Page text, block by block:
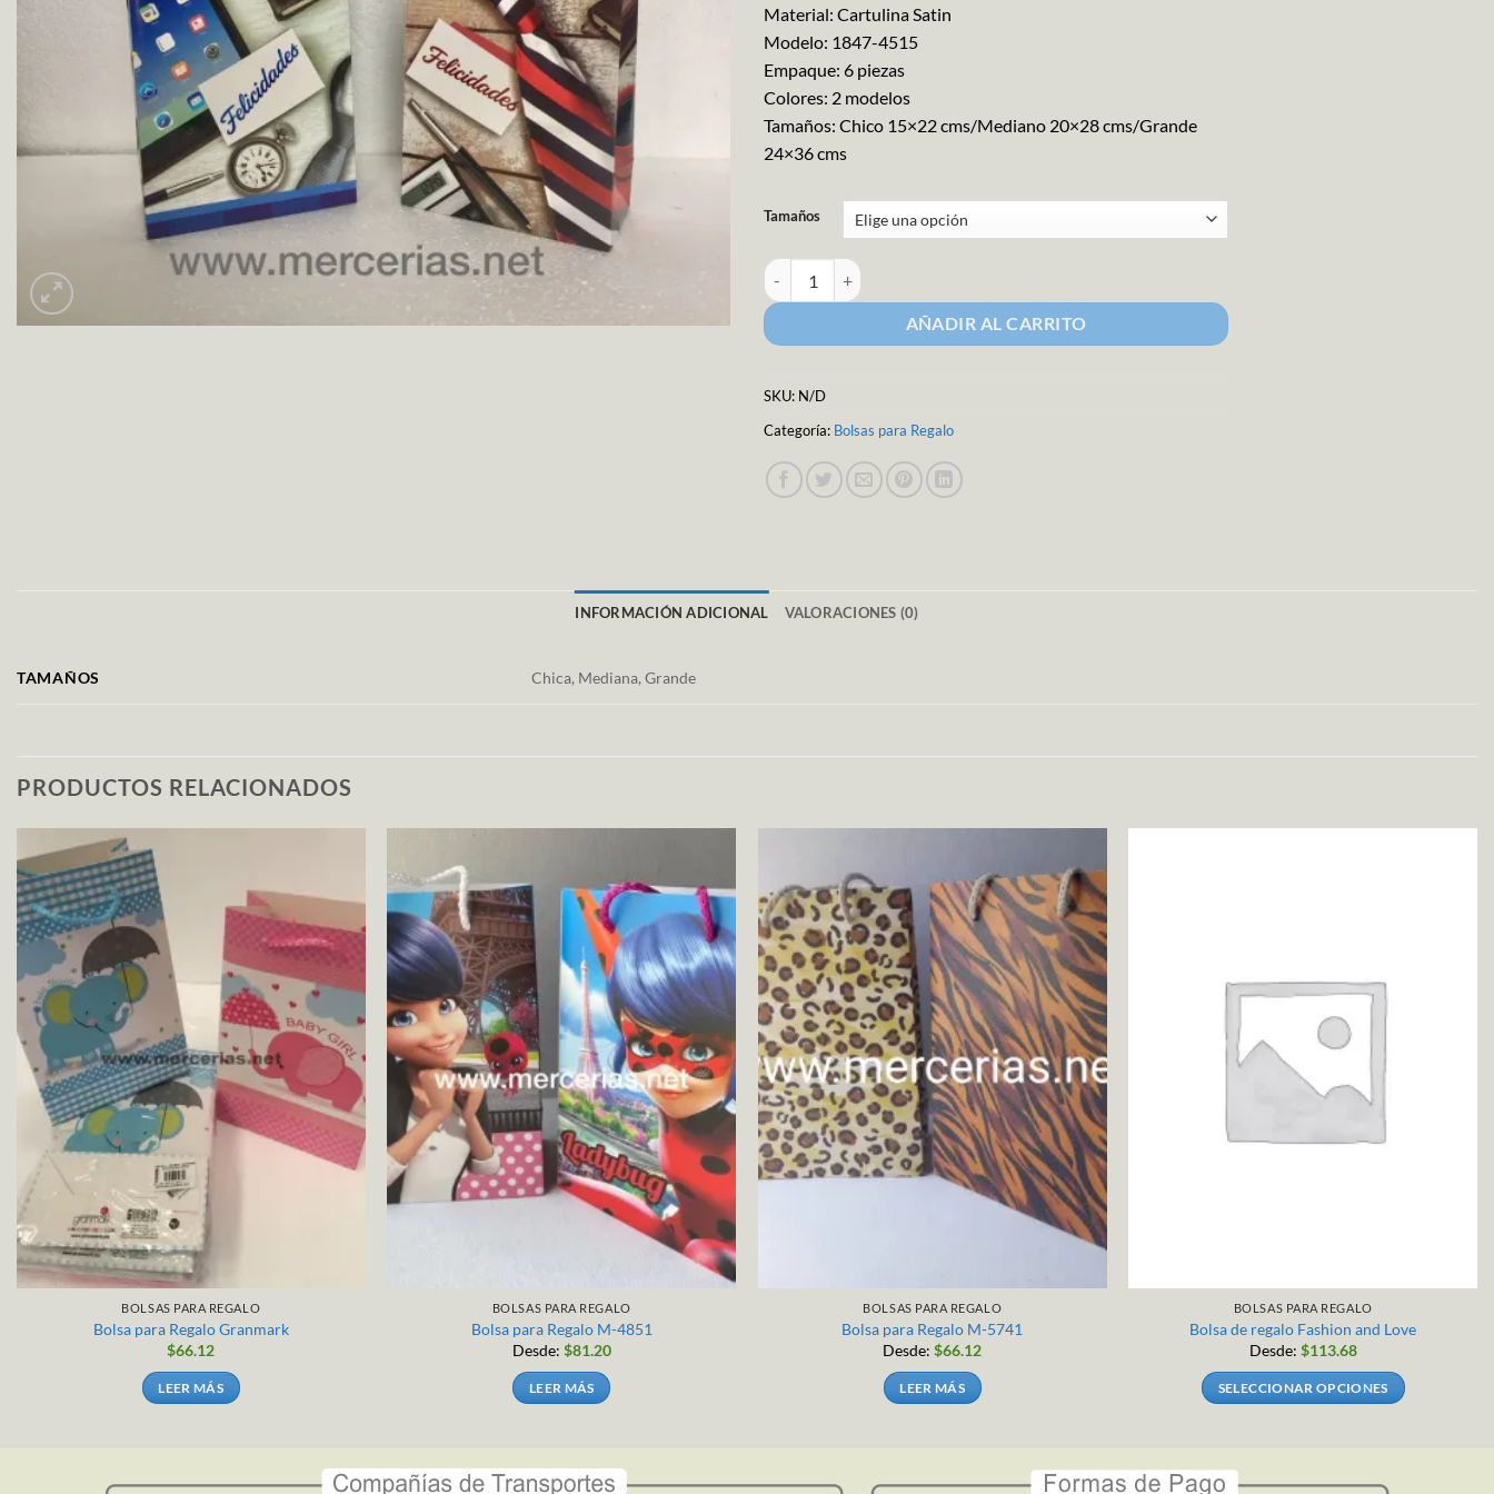
Material: Cartulina Satin
Modelo: 1847-4515
Empaque: 6 piezas
Colores: 2 modelos
Tamaños: Chico 15×22 cms/Mediano 20×28 cms/Grande
24×36 cms
Tamaños
Bolsa para Regalo M-4515 cantidad
AÑADIR AL CARRITO
SKU: N/D
Categoría: Bolsas para Regalo
INFORMACIÓN ADICIONAL VALORACIONES (0)
TAMAÑOS Chica, Mediana, Grande
PRODUCTOS RELACIONADOS
BOLSAS PARA REGALO
Bolsa para Regalo Granmark
$66.12
LEER MÁS
BOLSAS PARA REGALO
Bolsa para Regalo M-4851
Desde: $81.20
LEER MÁS
BOLSAS PARA REGALO
Bolsa para Regalo M-5741
Desde:$66.12
LEER MÁS
BOLSAS PARA REGALO
Bolsa de regalo Fashion and Love
Desde: $113.68
SELECCIONAR OPCIONES